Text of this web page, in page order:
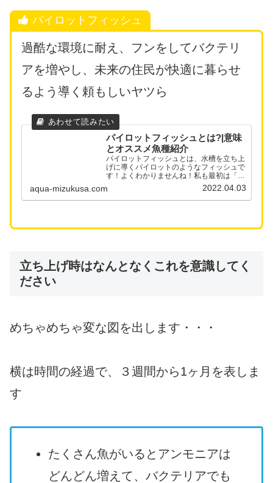
パイロットフィッシュ
過酷な環境に耐え、フンをしてバクテリ
アを増やし、未来の住民が快適に暮らせ
るよう導く頼もしいヤツら
パイロットフィッシュとは?|意味
とオススメ魚種紹介
パイロットフィッシュとは、水槽を立ち上
げに導くパイロットのようなフィッシュで
す！よくわかりませんね！私も最初は「パ
イロットフィッシュという名前の魚がいる
の？ どんなヤツなの？」と思っていまし
たが、どうやら”特別な役割を任された
aqua-mizukusa.com 2022.04.03
立ち上げ時はなんとなくこれを意識してく
ださい
めちゃめちゃ変な図を出します・・・
横は時間の経過で、３週間から1ヶ月を表しま
す
たくさん魚がいるとアンモニアは
どんどん増えて、バクテリアでも